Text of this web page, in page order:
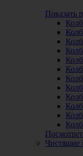
Показать
Чистящие